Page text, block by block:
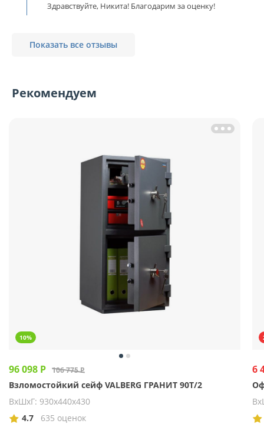
Здравствуйте, Никита! Благодарим за оценку!
Показать все отзывы
Рекомендуем
10%
96 098 Р 106 775 Р
Взломостойкий сейф VALBERG ГРАНИТ 90T/2
ВхШхГ: 930х440х430
4.7
635 оценок
6